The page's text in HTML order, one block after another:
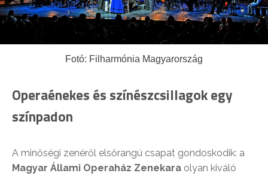
Fotó: Filharmónia Magyarország
Operaénekes és színészcsillagok egy
színpadon
A minőségi zenéről elsőrangú csapat gondoskodik: a
Magyar Állami Operaház Zenekara olyan kiváló